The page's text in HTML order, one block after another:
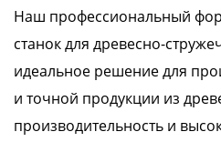
Наш профессиональный
станок для древесно-
идеальное решение для
и точной продукции из
производительность и